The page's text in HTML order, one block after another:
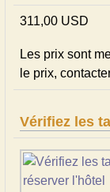
311,00 USD
Les prix sont
le prix,
Vérifiez les